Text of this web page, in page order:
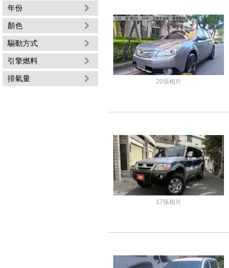
年份
顏色
驅動方式
引擎燃料
排氣量 20張相片
17張相片